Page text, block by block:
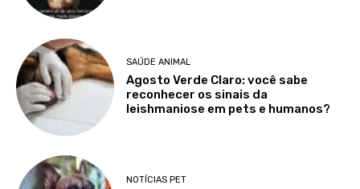
SAÚDE ANIMAL
Agosto Verde Claro: você sabe
reconhecer os sinais da
leishmaniose em pets e humanos?
NOTÍCIAS PET